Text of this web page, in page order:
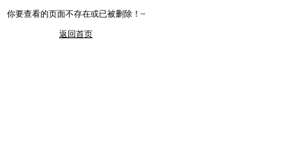
你要查看的页面不存在或已被删除！~
返回首页